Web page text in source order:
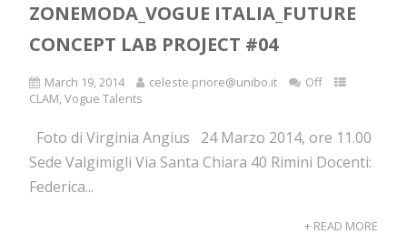
ZONEMODA_VOGUE ITALIA_FUTURE
CONCEPT LAB PROJECT #04
March 19, 2014 celeste.priore@unibo.it
Off
CLAM,Vogue Talents
Foto di Virginia Angius 24 Marzo 2014, ore 11.00
Sede Valgimigli Via Santa Chiara 40 Rimini Docenti:
Federica...
+ READ MORE